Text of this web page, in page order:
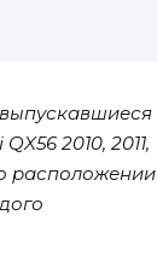
2010, 2011,
о расположении